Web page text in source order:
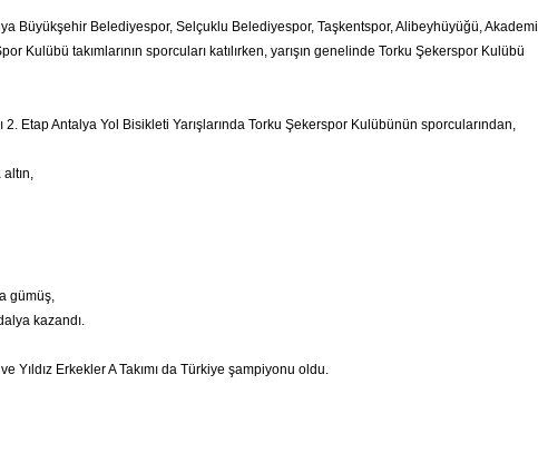
Büyükşehir Belediyespor, Selçuklu Belediyespor, Taşkentspor, Alibeyhüyüğü, Akademi
Kulübü takımlarının sporcuları katılırken, yarışın genelinde Torku Şekerspor Kulübü
2. Etap Antalya Yol Bisikleti Yarışlarında Torku Şekerspor Kulübünün sporcularından,
gümüş,
kazandı.
Yıldız Erkekler A Takımı da Türkiye şampiyonu oldu.